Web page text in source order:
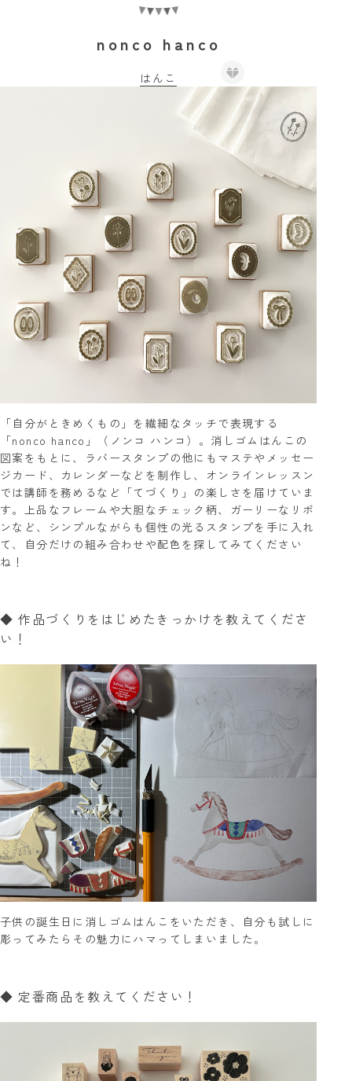
nonco hanco
はんこ
「自分がときめくもの」を繊細なタッチで表現する
「nonco hanco」（ノンコ ハンコ）。消しゴムはんこの
図案をもとに、ラバースタンプの他にもマステやメッセー
ジカード、カレンダーなどを制作し、オンラインレッスン
では講師を務めるなど「てづくり」の楽しさを届けていま
す。上品なフレームや大胆なチェック柄、ガーリーなリボ
ンなど、シンプルながらも個性の光るスタンプを手に入れ
て、自分だけの組み合わせや配色を探してみてください
ね！
◆ 作品づくりをはじめたきっかけを教えてくださ
い！
子供の誕生日に消しゴムはんこをいただき、自分も試しに
彫ってみたらその魅力にハマってしまいました。
◆ 定番商品を教えてください！